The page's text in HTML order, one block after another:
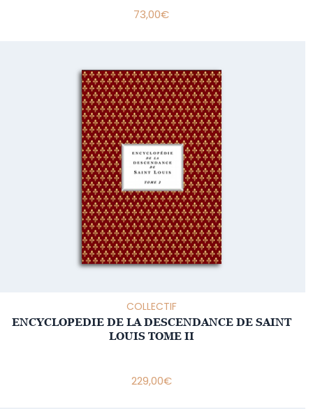
73,00€
COLLECTIF
ENCYCLOPEDIE DE LA DESCENDANCE DE SAINT
LOUIS TOME II
229,00€